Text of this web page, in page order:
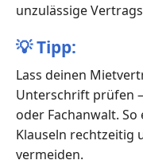
unzulässige
💡Tipp:
Lass deinen
Unterschrift prüfen
oder Fachanwalt.
Klauseln rechtzeitig
vermeiden.